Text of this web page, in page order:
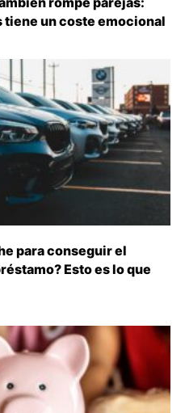
un coste emocional
para conseguir el
Esto es lo que